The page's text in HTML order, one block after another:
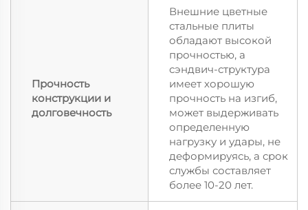
Прочность
конструкции и
долговечность
Внешние цветные
стальные плиты
обладают высокой
прочностью, а
сэндвич-структура
имеет хорошую
прочность на изгиб,
может выдерживать
определенную
нагрузку и удары, не
деформируясь, а срок
службы составляет
более 10-20 лет.